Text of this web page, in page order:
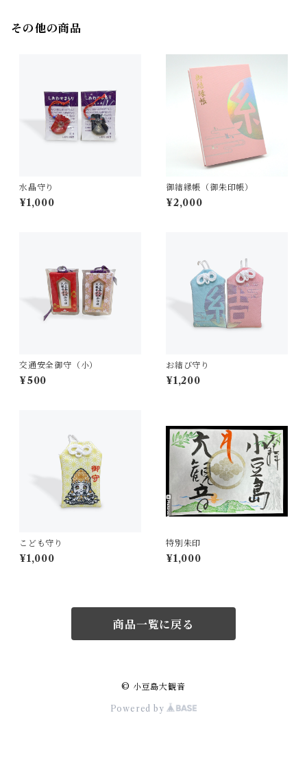
その他の商品
水晶守り
¥1,000
御結縁帳（御朱印帳）
¥2,000
交通安全御守（小）
¥500
お結び守り
¥1,200
こども守り
¥1,000
特別朱印
¥1,000
商品一覧に戻る
© 小豆島大観音
Powered by